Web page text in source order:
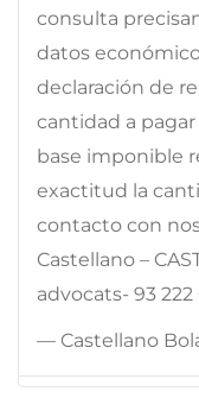
consulta
datos
declaración de
cantidad a
base imponible
exactitud la
contacto con
Castellano –
advocats- 93 222
— Castellano